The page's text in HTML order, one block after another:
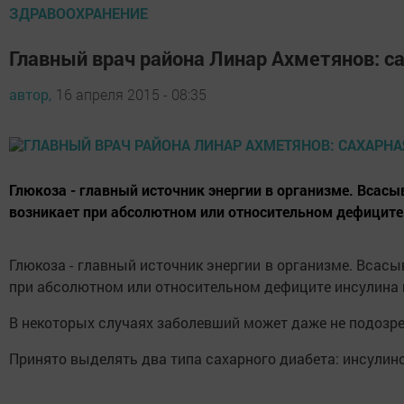
ЗДРАВООХРАНЕНИЕ
Главный врач района Линар Ахметянов:
автор, 16 апреля 2015 - 08:35
Глюкоза - главный источник энергии в организме.
возникает при абсолютном или относительном
Глюкоза - главный источник энергии в организме.
при абсолютном или относительном дефиците инсулина
В некоторых случаях заболевший может даже не
Принято выделять два типа сахарного диабета: